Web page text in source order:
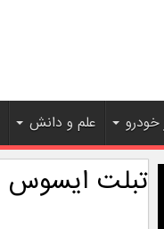
خودرو علم و دانش
تبلت ایسوس